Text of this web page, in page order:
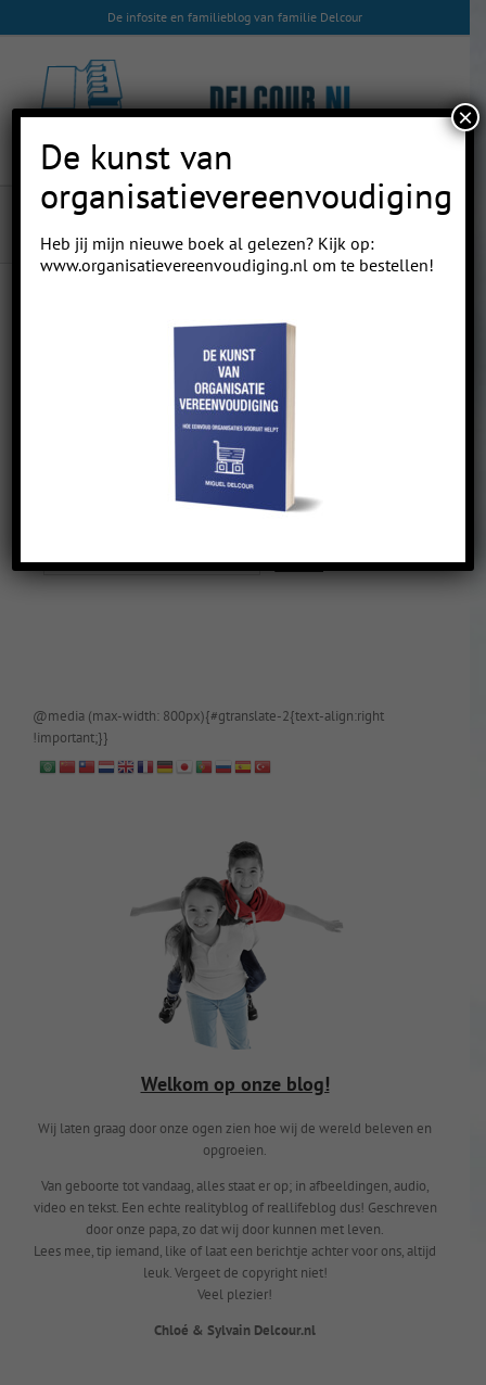
to
De infosite en familieblog van familie Delcour
Mijn MRI
De blog is (tijdelijk) afgeschermd, als je toegang wilt, app of mail
@media (max-width: 800px){#gtranslate-2{text-align:right
!important;}}
Welkom op onze blog!
Wij laten graag door onze ogen zien hoe wij de wereld beleven en
opgroeien.
Van geboorte tot vandaag, alles staat er op; in afbeeldingen, audio,
video en tekst. Een echte realityblog of reallifeblog dus! Geschreven
door onze papa, zo dat wij door kunnen met leven.
Lees mee, tip iemand, like of laat een berichtje achter voor ons, altijd
leuk. Vergeet de copyright niet!
Veel plezier!
Chloé & Sylvain Delcour.nl
De kunst van
organisatievereenvoudiging
Heb jij mijn nieuwe boek al gelezen? Kijk op:
www.organisatievereenvoudiging.nl om te bestellen!
×